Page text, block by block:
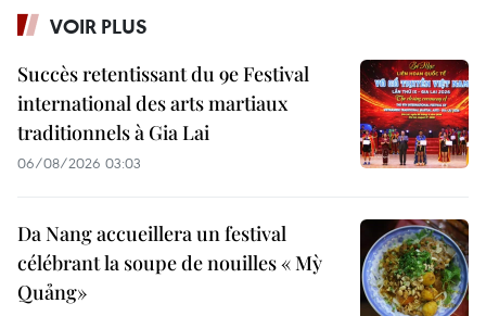
VOIR PLUS
Succès retentissant du 9e Festival
international des arts martiaux
traditionnels à Gia Lai
06/08/2026 03:03
Da Nang accueillera un festival
célébrant la soupe de nouilles « Mỳ
Quảng»